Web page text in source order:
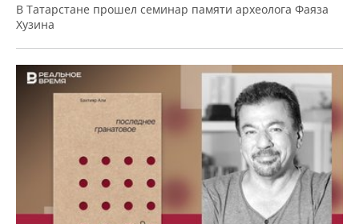
В Татарстане прошел семинар памяти археолога Фаяза
Хузина